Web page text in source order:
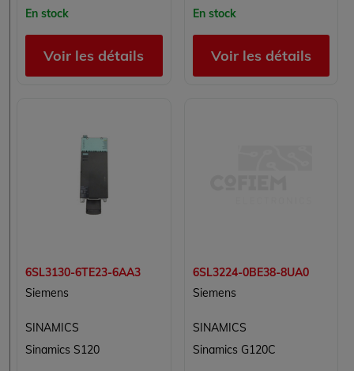
En stock
Voir les détails
En stock
Voir les détails
6SL3130-6TE23-6AA3
Siemens
SINAMICS
Sinamics S120
6SL3224-0BE38-8UA0
Siemens
SINAMICS
Sinamics G120C